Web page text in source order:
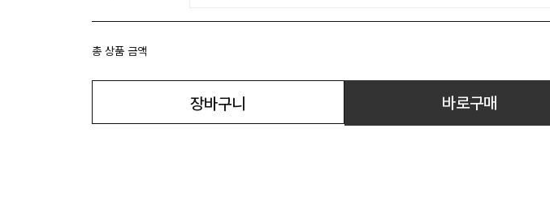
총 상품 금액
장바구니 바로구매